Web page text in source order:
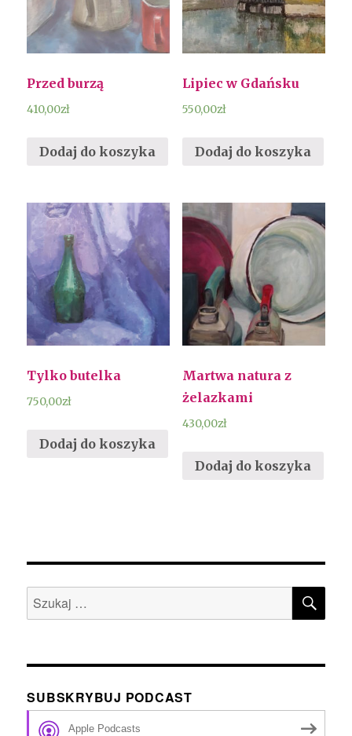
Przed burzą
410,00zł
Dodaj do koszyka
Lipiec w Gdańsku
550,00zł
Dodaj do koszyka
Tylko butelka
750,00zł
Dodaj do koszyka
Martwa natura z
żelazkami
430,00zł
Dodaj do koszyka
Szukaj:
SUBSKRYBUJ PODCAST
Apple Podcasts